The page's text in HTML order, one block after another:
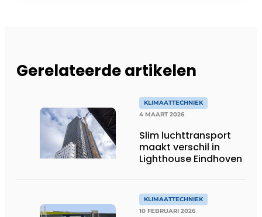
Gerelateerde artikelen
KLIMAATTECHNIEK
4 MAART 2026
Slim luchttransport
maakt verschil in
Lighthouse Eindhoven
KLIMAATTECHNIEK
10 FEBRUARI 2026